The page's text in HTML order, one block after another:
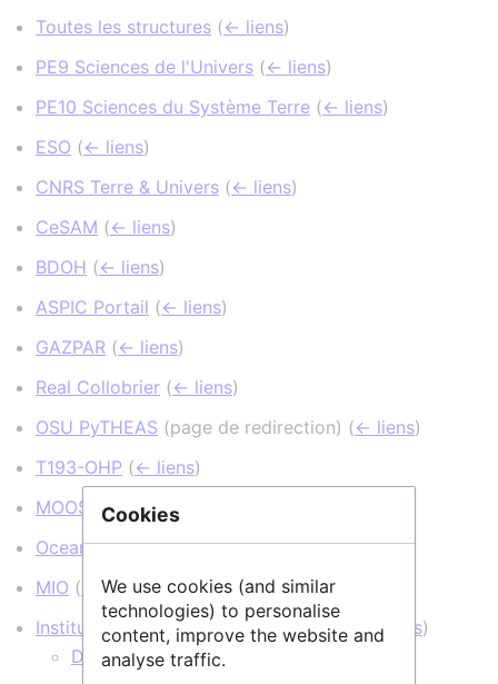
Toutes les structures (← liens)
PE9 Sciences de l'Univers (← liens)
PE10 Sciences du Système Terre (← liens)
ESO (← liens)
CNRS Terre & Univers (← liens)
CeSAM (← liens)
BDOH (← liens)
ASPIC Portail (← liens)
GAZPAR (← liens)
Real Collobrier (← liens)
OSU PyTHEAS (page de redirection) (← liens)
T193-OHP (← liens)
MOOSE
(← liens)
Ocean Gene Atlas (← liens)
MIO ( ← liens)
Institut Pythéas (page de redirection)(← liens)
DYNALIT (← liens)
Cookies
We use cookies (and similar
technologies) to personalise
content, improve the website and
analyse traffic.